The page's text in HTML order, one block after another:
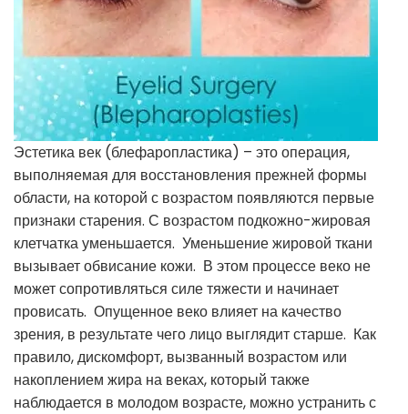
Эстетика век (блефаропластика) – это операция,
выполняемая для восстановления прежней формы
области, на которой с возрастом появляются первые
признаки старения. С возрастом подкожно-жировая
клетчатка уменьшается. Уменьшение жировой ткани
вызывает обвисание кожи. В этом процессе веко не
может сопротивляться силе тяжести и начинает
провисать. Опущенное веко влияет на качество
зрения, в результате чего лицо выглядит старше. Как
правило, дискомфорт, вызванный возрастом или
накоплением жира на веках, который также
наблюдается в молодом возрасте, можно устранить с